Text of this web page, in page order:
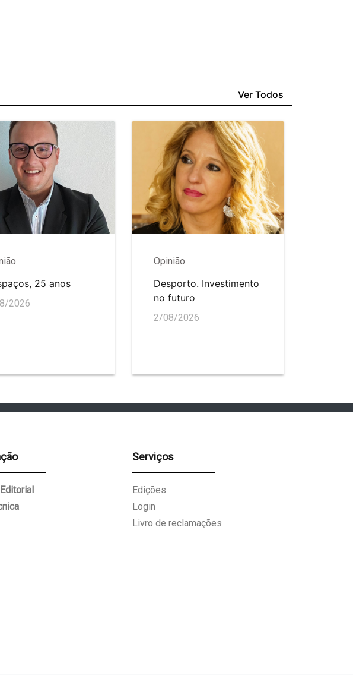
Ver Todos
25 anos
2026
Opinião
Desporto. Investimento
no futuro
2/08/2026
Serviços
Edições
Login
Livro de reclamações